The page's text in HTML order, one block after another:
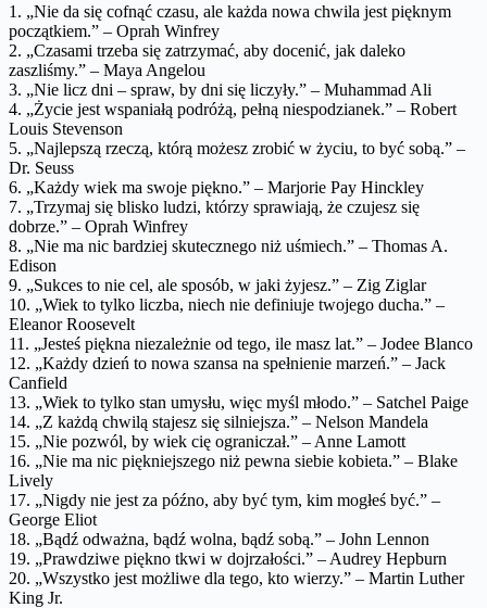
1. „Nie da się cofnąć czasu, ale każda nowa chwila jest pięknym
początkiem.” – Oprah Winfrey
2. „Czasami trzeba się zatrzymać, aby docenić, jak daleko
zaszliśmy.” – Maya Angelou
3. „Nie licz dni – spraw, by dni się liczyły.” – Muhammad Ali
4. „Życie jest wspaniałą podróżą, pełną niespodzianek.” – Robert
Louis Stevenson
5. „Najlepszą rzeczą, którą możesz zrobić w życiu, to być sobą.” –
Dr. Seuss
6. „Każdy wiek ma swoje piękno.” – Marjorie Pay Hinckley
7. „Trzymaj się blisko ludzi, którzy sprawiają, że czujesz się
dobrze.” – Oprah Winfrey
8. „Nie ma nic bardziej skutecznego niż uśmiech.” – Thomas A.
Edison
9. „Sukces to nie cel, ale sposób, w jaki żyjesz.” – Zig Ziglar
10. „Wiek to tylko liczba, niech nie definiuje twojego ducha.” –
Eleanor Roosevelt
11. „Jesteś piękna niezależnie od tego, ile masz lat.” – Jodee Blanco
12. „Każdy dzień to nowa szansa na spełnienie marzeń.” – Jack
Canfield
13. „Wiek to tylko stan umysłu, więc myśl młodo.” – Satchel Paige
14. „Z każdą chwilą stajesz się silniejsza.” – Nelson Mandela
15. „Nie pozwól, by wiek cię ograniczał.” – Anne Lamott
16. „Nie ma nic piękniejszego niż pewna siebie kobieta.” – Blake
Lively
17. „Nigdy nie jest za późno, aby być tym, kim mogłeś być.” –
George Eliot
18. „Bądź odważna, bądź wolna, bądź sobą.” – John Lennon
19. „Prawdziwe piękno tkwi w dojrzałości.” – Audrey Hepburn
20. „Wszystko jest możliwe dla tego, kto wierzy.” – Martin Luther
King Jr.